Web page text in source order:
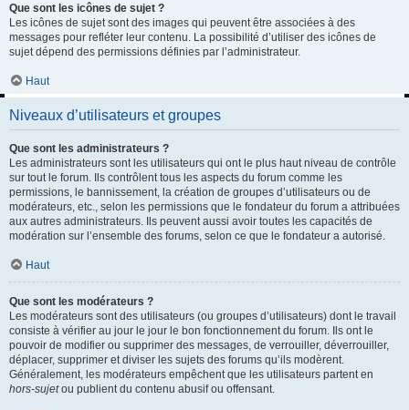
Que sont les icônes de sujet ?
Les icônes de sujet sont des images qui peuvent être associées à des
messages pour refléter leur contenu. La possibilité d’utiliser des icônes de
sujet dépend des permissions définies par l’administrateur.
Haut
Niveaux d’utilisateurs et groupes
Que sont les administrateurs ?
Les administrateurs sont les utilisateurs qui ont le plus haut niveau de contrôle
sur tout le forum. Ils contrôlent tous les aspects du forum comme les
permissions, le bannissement, la création de groupes d’utilisateurs ou de
modérateurs, etc., selon les permissions que le fondateur du forum a attribuées
aux autres administrateurs. Ils peuvent aussi avoir toutes les capacités de
modération sur l’ensemble des forums, selon ce que le fondateur a autorisé.
Haut
Que sont les modérateurs ?
Les modérateurs sont des utilisateurs (ou groupes d’utilisateurs) dont le travail
consiste à vérifier au jour le jour le bon fonctionnement du forum. Ils ont le
pouvoir de modifier ou supprimer des messages, de verrouiller, déverrouiller,
déplacer, supprimer et diviser les sujets des forums qu’ils modèrent.
Généralement, les modérateurs empêchent que les utilisateurs partent en
hors-sujetou publient du contenu abusif ou offensant.